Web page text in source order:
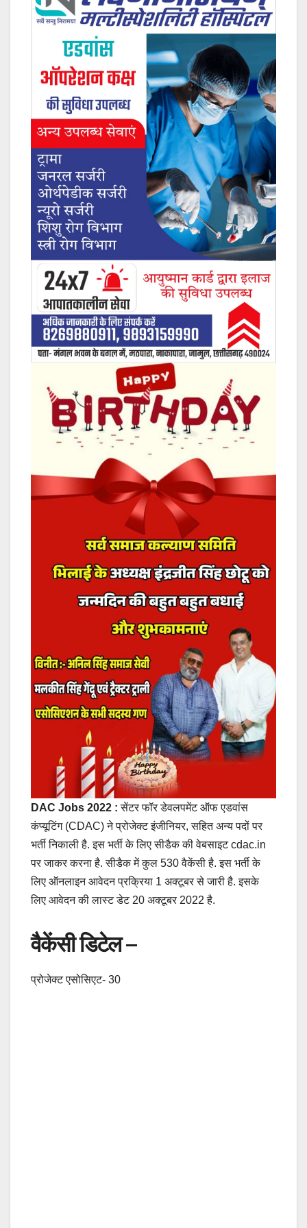
DAC Jobs 2022 : सेंटर फॉर डेवलपमेंट ऑफ एडवांस
कंप्यूटिंग (CDAC) ने प्रोजेक्ट इंजीनियर, सहित अन्य पदों पर
भर्ती निकाली है. इस भर्ती के लिए सीडैक की वेबसाइट cdac.in
पर जाकर करना है. सीडैक में कुल 530 वैकेंसी है. इस भर्ती के
लिए ऑनलाइन आवेदन प्रक्रिया 1 अक्टूबर से जारी है. इसके
लिए आवेदन की लास्ट डेट 20 अक्टूबर 2022 है.
वैकेंसी डिटेल –
प्रोजेक्ट एसोसिएट- 30